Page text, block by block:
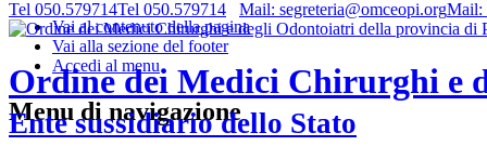
Vai al contenuto della pagina
Vai alla sezione del footer
Accedi al menu
Tel 050.579714Tel 050.579714 Mail: segreteria@omceopi.orgMail:
Ordine dei Medici Chirurghi e
Ente sussidiario dello Stato
Menu di navigazione